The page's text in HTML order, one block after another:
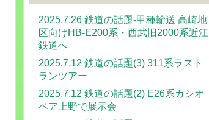
2025.7.26 鉄道の話題-甲種輸送 高崎地
区向けHB-E200系・西武旧2000系近江
鉄道へ
2025.7.12 鉄道の話題(3) 311系ラスト
ランツアー
2025.7.12 鉄道の話題(2) E26系カシオ
ペア上野で展示会